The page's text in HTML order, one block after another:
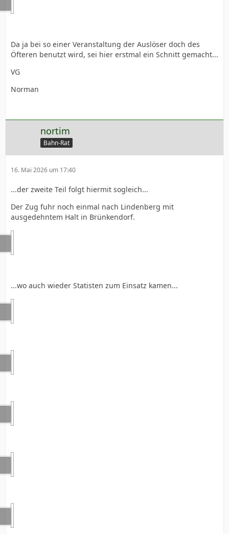
Da ja bei so einer Veranstaltung der Auslöser doch des
Öfteren benutzt wird, sei hier erstmal ein Schnitt gemacht...
VG
Norman
nortim
Bahn-Rat
16. Mai 2026 um 17:40
...der zweite Teil folgt hiermit sogleich...
Der Zug fuhr noch einmal nach Lindenberg mit
ausgedehntem Halt in Brünkendorf.
...wo auch wieder Statisten zum Einsatz kamen...